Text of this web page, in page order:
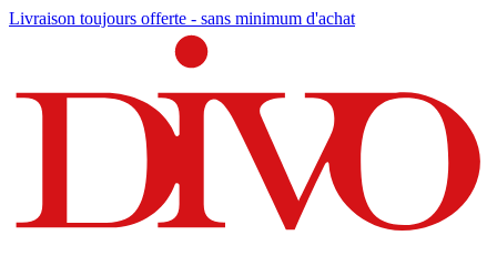
Livraison toujours offerte - sans minimum d'achat